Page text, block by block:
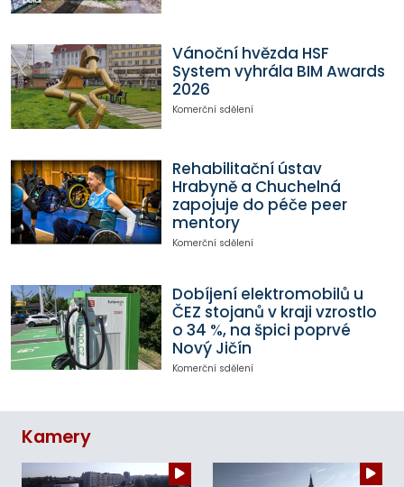
Vánoční hvězda HSF
System vyhrála BIM Awards
2026
Komerční sdělení
Rehabilitační ústav
Hrabyně a Chuchelná
zapojuje do péče peer
mentory
Komerční sdělení
Dobíjení elektromobilů u
ČEZ stojanů v kraji vzrostlo
o 34 %, na špici poprvé
Nový Jičín
Komerční sdělení
Kamery